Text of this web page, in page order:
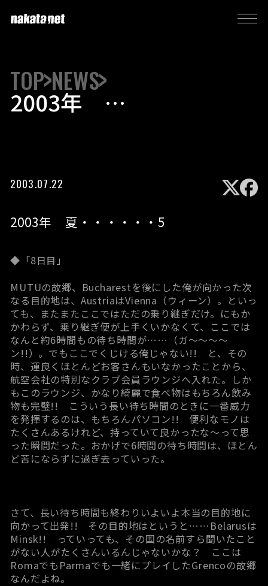
TOP NEWS
2003年
夏・・・・・・5
2003.07.22
2003年 夏・・・・・・5
◆「8日目」
MUTUの故郷、Bucharestを後にした俺が向かった次
なる目的地は、AustriaはVienna（ウィーン）。といっ
ても、またまたここではただの乗り継ぎだけ。にもか
かわらず、乗り継ぎ便が上手くいかなくて、ここでは
なんと約6時間もの待ち時間が……（ガ～～～～
ン!!）。でもここでくじける俺じゃない!! と、その
時、運良くほとんどお客さんもいなかったことから、
航空会社の特別なクラブ会員ラウンジへ入れた。しか
もこのラウンジ、かなり綺麗で食べ物はもちろん飲み
物も完璧!! こういう長い待ち時間のときに一番威力
を発揮するのは、もちろんパソコン!! 便利なモノは
たくさんあるけれど、持っていて良かったな～って思
った瞬間だった。おかげで6時間の待ち時間は、ほとん
ど苦にならずに過ぎ去っていった。
さて、長い待ち時間も終わりいよいよ本当の目的地に
向かって出発!! その目的地はというと……Belarusは
Minsk!! っていっても、その国の名前すら聞いたこと
がない人がたくさんいるんじゃないかな？ ここは
RomaでもParmaでも一緒にプレイしたGrencoの故郷
なんだよね。